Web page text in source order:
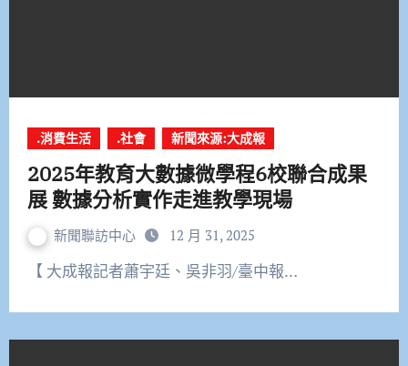
.消費生活 .社會 新聞來源:大成報
2025年教育大數據微學程6校聯合成果
展 數據分析實作走進教學現場
新聞聯訪中心 12 月 31, 2025
【 大成報記者蕭宇廷、吳非羽/臺中報…